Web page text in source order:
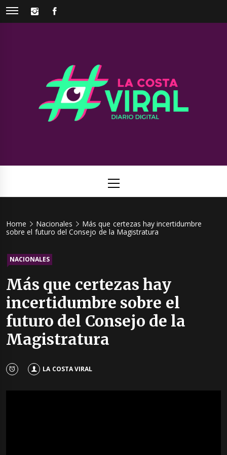
Skip
INSTAGRAM
Viral
Menu
Home Nacionales
Más que certezas hay incertidumbre
sobre el futuro del Consejo de la Magistratura
NACIONALES
Más que certezas hay
incertidumbre sobre el
futuro del Consejo de la
Magistratura
LA COSTA VIRAL